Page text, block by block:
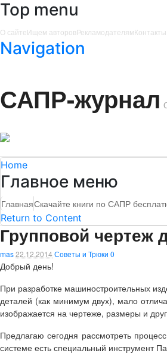
Top menu
О сайтеИщем авторовРекламодателямКонтакты
Navigation
САПР-журнал
Home
Главное меню
ГлавнаяСкачайте книги по САПР
Return to Content
Групповой чертеж
mas22.12.2014 Советы и Трюки 0
Добрый день!
При разработке машиностроительных
деталей (как минимум двух), мало
изображается на чертеже, размеры и
Предлагаю сегодня рассмотреть
системе есть специальный инструмент